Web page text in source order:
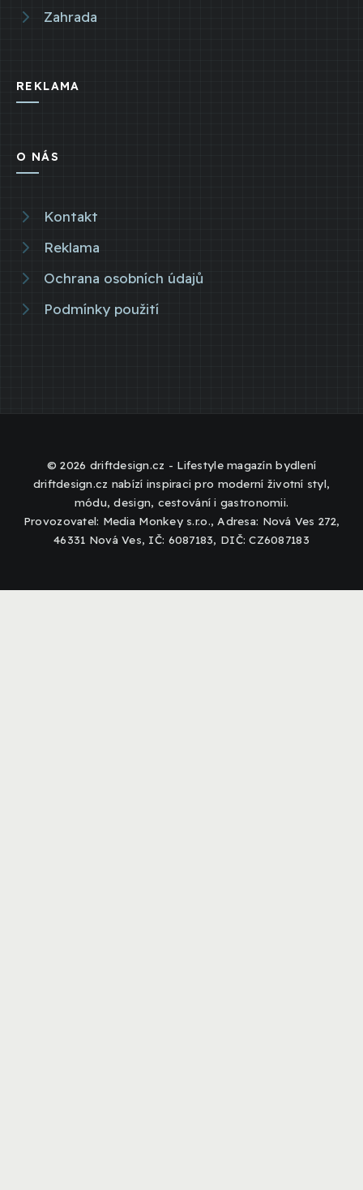
Zahrada
REKLAMA
O NÁS
Kontakt
Reklama
Ochrana osobních údajů
Podmínky použití
© 2026 driftdesign.cz - Lifestyle magazín bydlení
driftdesign.cz nabízí inspiraci pro moderní životní styl,
módu, design, cestování i gastronomii.
Provozovatel: Media Monkey s.r.o., Adresa: Nová Ves 272,
46331 Nová Ves, IČ: 6087183, DIČ: CZ6087183